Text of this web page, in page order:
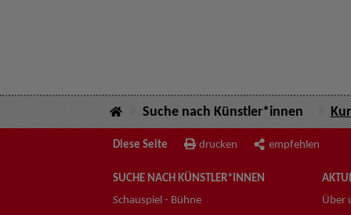
Suche nach Künstler*innen
Diese Seite drucken empfehlen
SUCHE NACH KÜNSTLER*INNEN
Schauspiel - Bühne
Über